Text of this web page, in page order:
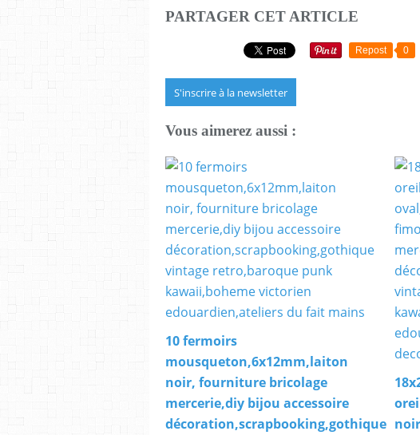
PARTAGER CET ARTICLE
Repost 0
S'inscrire à la newsletter
Vous aimerez aussi :
10 fermoirs
mousqueton,6x12mm,laiton
noir, fourniture bricolage
mercerie,diy bijou accessoire
décoration,scrapbooking,gothique